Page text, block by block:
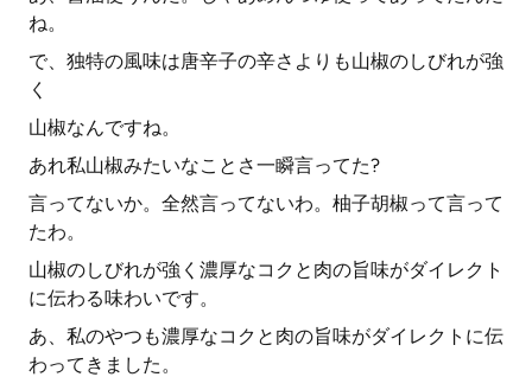
ね。
で、独特の風味は唐辛子の辛さよりも山椒のしびれが強
く
山椒なんですね。
あれ私山椒みたいなことさ一瞬言ってた?
言ってないか。全然言ってないわ。柚子胡椒って言って
たわ。
山椒のしびれが強く濃厚なコクと肉の旨味がダイレクト
に伝わる味わいです。
あ、私のやつも濃厚なコクと肉の旨味がダイレクトに伝
わってきました。